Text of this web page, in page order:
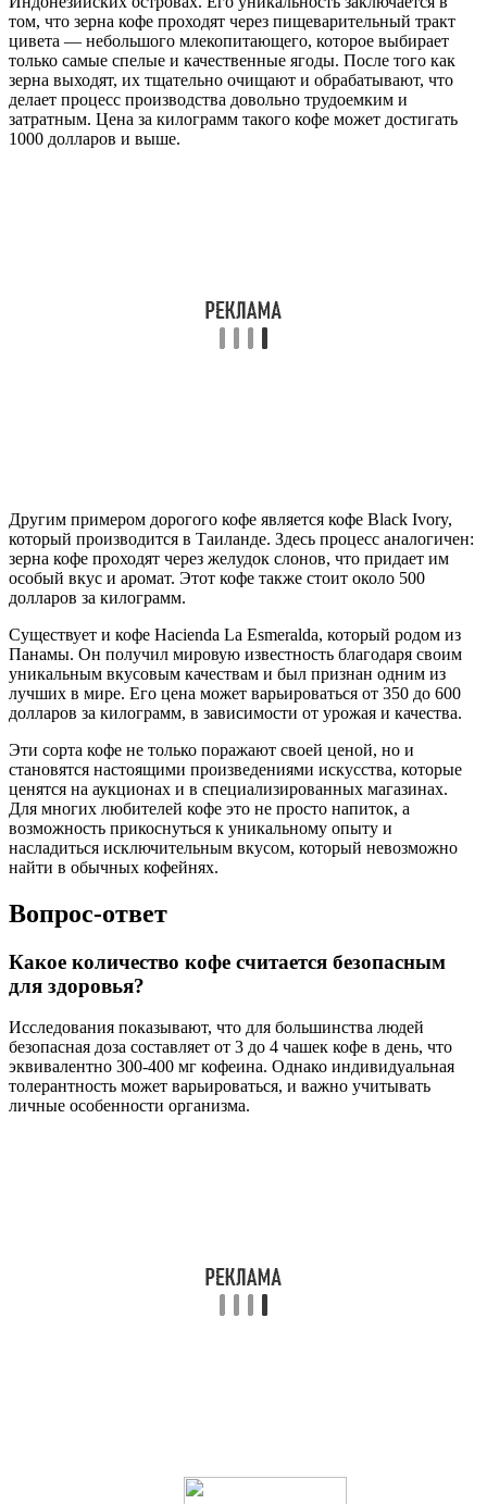
том, что зерна кофе проходят через пищеварительный тракт
цивета — небольшого млекопитающего, которое выбирает
только самые спелые и качественные ягоды. После того как
зерна выходят, их тщательно очищают и обрабатывают, что
делает процесс производства довольно трудоемким и
затратным. Цена за килограмм такого кофе может достигать
1000 долларов и выше.
Другим примером дорогого кофе является кофе Black Ivory,
который производится в Таиланде. Здесь процесс аналогичен:
зерна кофе проходят через желудок слонов, что придает им
особый вкус и аромат. Этот кофе также стоит около 500
долларов за килограмм.
Существует и кофе Hacienda La Esmeralda, который родом из
Панамы. Он получил мировую известность благодаря своим
уникальным вкусовым качествам и был признан одним из
лучших в мире. Его цена может варьироваться от 350 до 600
долларов за килограмм, в зависимости от урожая и качества.
Эти сорта кофе не только поражают своей ценой, но и
становятся настоящими произведениями искусства, которые
ценятся на аукционах и в специализированных магазинах.
Для многих любителей кофе это не просто напиток, а
возможность прикоснуться к уникальному опыту и
насладиться исключительным вкусом, который невозможно
найти в обычных кофейнях.
Вопрос-ответ
Какое количество кофе считается безопасным
для здоровья?
Исследования показывают, что для большинства людей
безопасная доза составляет от 3 до 4 чашек кофе в день, что
эквивалентно 300-400 мг кофеина. Однако индивидуальная
толерантность может варьироваться, и важно учитывать
личные особенности организма.